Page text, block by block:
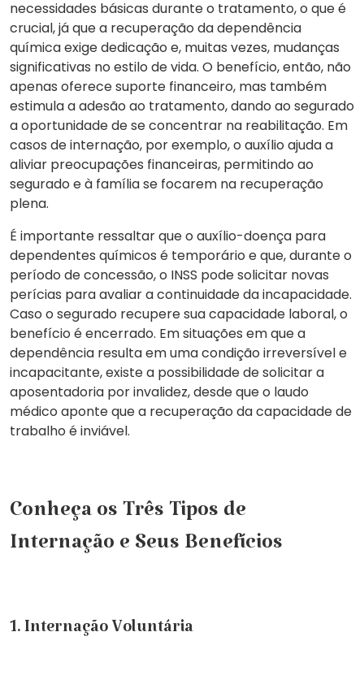
necessidades básicas durante o tratamento, o que é
crucial, já que a recuperação da dependência
química exige dedicação e, muitas vezes, mudanças
significativas no estilo de vida. O benefício, então, não
apenas oferece suporte financeiro, mas também
estimula a adesão ao tratamento, dando ao segurado
a oportunidade de se concentrar na reabilitação. Em
casos de internação, por exemplo, o auxílio ajuda a
aliviar preocupações financeiras, permitindo ao
segurado e à família se focarem na recuperação
plena.
É importante ressaltar que o auxílio-doença para
dependentes químicos é temporário e que, durante o
período de concessão, o INSS pode solicitar novas
perícias para avaliar a continuidade da incapacidade.
Caso o segurado recupere sua capacidade laboral, o
benefício é encerrado. Em situações em que a
dependência resulta em uma condição irreversível e
incapacitante, existe a possibilidade de solicitar a
aposentadoria por invalidez, desde que o laudo
médico aponte que a recuperação da capacidade de
trabalho é inviável.
Conheça os Três Tipos de
Internação e Seus Benefícios
1. Internação Voluntária